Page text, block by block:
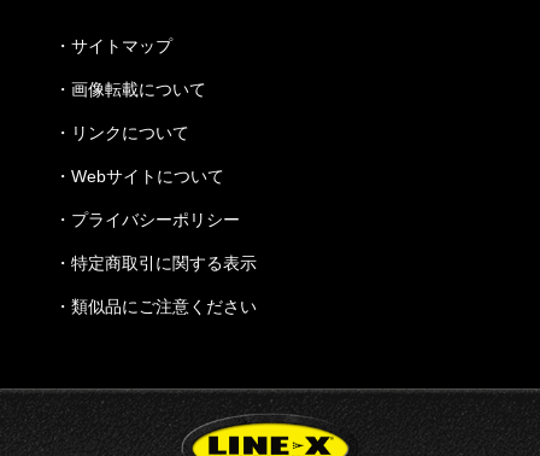
・ サイトマップ
・ 画像転載について
・ リンクについて
・ Webサイトについて
・ プライバシーポリシー
・ 特定商取引に関する表示
・ 類似品にご注意ください